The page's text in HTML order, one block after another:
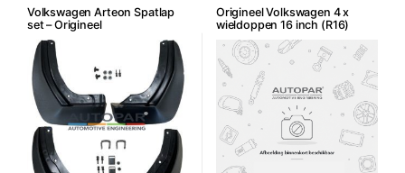
Volkswagen Arteon Spatlap
set – Origineel
Origineel Volkswagen 4 x
wieldoppen 16 inch (R16)